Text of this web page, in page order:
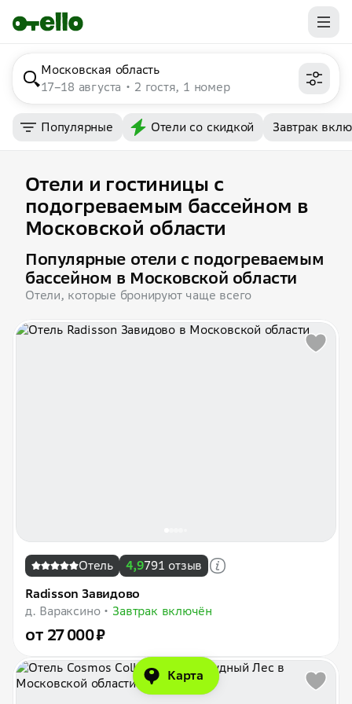
Московская область
17–18 августа
2 гостя, 1 номер
Популярные Отели со скидкой Завтрак
Отели и гостиницы с
подогреваемым бассейном в
Московской области
Популярные отели с подогреваемым
бассейном в Московской области
Отели, которые бронируют чаще всего
Отель 4,9791 отзыв
Radisson Завидово
д. Вараксино
Завтрак включён
от 27 000 ₽
Карта